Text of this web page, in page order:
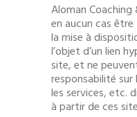
Aloman Coaching
en aucun cas
la mise à
l’objet d’un lien
site, et ne
responsabilité
les services, etc.
à partir de ces